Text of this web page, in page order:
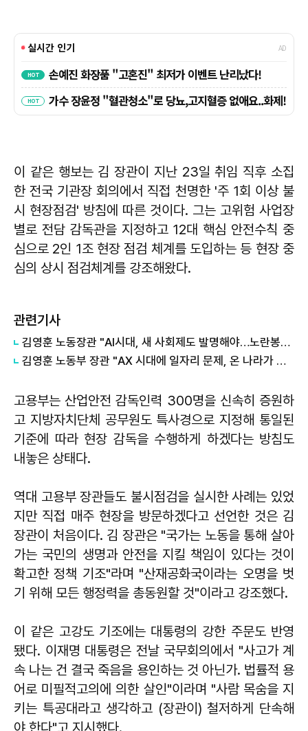
이 같은 행보는 김 장관이 지난 23일 취임 직후 소집
한 전국 기관장 회의에서 직접 천명한 '주 1회 이상 불
시 현장점검' 방침에 따른 것이다. 그는 고위험 사업장
별로 전담 감독관을 지정하고 12대 핵심 안전수칙 중
심으로 2인 1조 현장 점검 체계를 도입하는 등 현장 중
심의 상시 점검체계를 강조해왔다.
관련기사
김영훈 노동장관 "AI시대, 새 사회제도 발명해야…노란봉투법 혼선 최소화"
김영훈 노동부 장관 "AX 시대에 일자리 문제, 온 나라가 힘 합쳐야"
고용부는 산업안전 감독인력 300명을 신속히 증원하
고 지방자치단체 공무원도 특사경으로 지정해 통일된
기준에 따라 현장 감독을 수행하게 하겠다는 방침도
내놓은 상태다.
역대 고용부 장관들도 불시점검을 실시한 사례는 있었
지만 직접 매주 현장을 방문하겠다고 선언한 것은 김
장관이 처음이다. 김 장관은 "국가는 노동을 통해 살아
가는 국민의 생명과 안전을 지킬 책임이 있다는 것이
확고한 정책 기조"라며 "산재공화국이라는 오명을 벗
기 위해 모든 행정력을 총동원할 것"이라고 강조했다.
이 같은 고강도 기조에는 대통령의 강한 주문도 반영
됐다. 이재명 대통령은 전날 국무회의에서 "사고가 계
속 나는 건 결국 죽음을 용인하는 것 아닌가. 법률적 용
어로 미필적고의에 의한 살인"이라며 "사람 목숨을 지
키는 특공대라고 생각하고 (장관이) 철저하게 단속해
야 한다"고 지시했다.